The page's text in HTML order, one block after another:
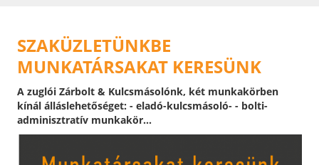
SZAKÜZLETÜNKBE
MUNKATÁRSAKAT KERESÜNK
A zuglói Zárbolt & Kulcsmásolónk, két munkakörben
kínál álláslehetőséget: - eladó-kulcsmásoló- - bolti-
adminisztratív munkakör...